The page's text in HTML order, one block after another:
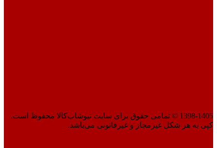
1398-1405 © تمامی حقوق برای سایت نیوشاپ‌کالا محفوظ است.
کپی به هر شکل غیرمجاز و غیرقانونی می‌باشد.